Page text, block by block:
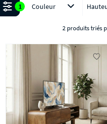
Affiner
1 Couleur
2 produits triés